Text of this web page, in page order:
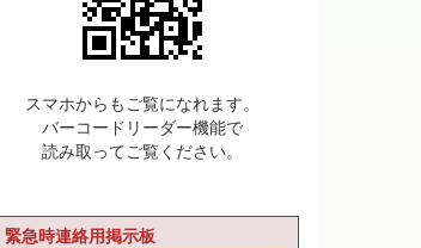
スマホからもご覧になれます。
バーコードリーダー機能で
読み取ってご覧ください。
緊急時連絡用掲示板